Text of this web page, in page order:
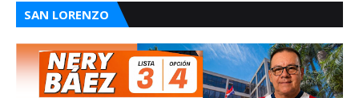
SAN LORENZO